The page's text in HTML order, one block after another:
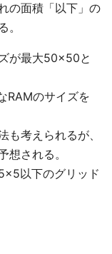
の面積「以下」の
。
が最大50×50と
RAMのサイズを
も考えられるが、
想される。
以下のグリッド